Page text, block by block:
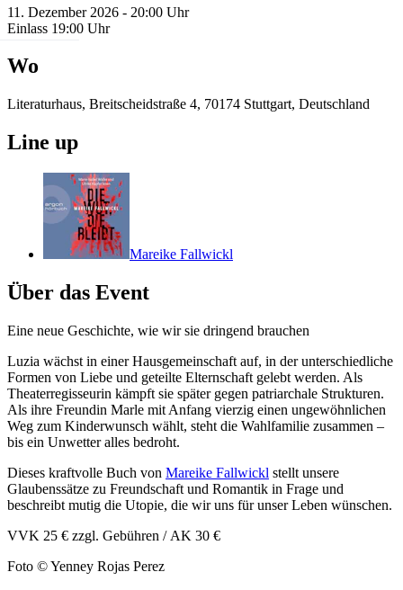
11. Dezember 2026 - 20:00 Uhr
Einlass 19:00 Uhr
Wo
Literaturhaus, Breitscheidstraße 4, 70174 Stuttgart, Deutschland
Line up
Mareike Fallwickl
Über das Event
Eine neue Geschichte, wie wir sie dringend brauchen
Luzia wächst in einer Hausgemeinschaft auf, in der unterschiedliche
Formen von Liebe und geteilte Elternschaft gelebt werden. Als
Theaterregisseurin kämpft sie später gegen patriarchale Strukturen.
Als ihre Freundin Marle mit Anfang vierzig einen ungewöhnlichen
Weg zum Kinderwunsch wählt, steht die Wahlfamilie zusammen –
bis ein Unwetter alles bedroht.
Dieses kraftvolle Buch von Mareike Fallwickl stellt unsere
Glaubenssätze zu Freundschaft und Romantik in Frage und
beschreibt mutig die Utopie, die wir uns für unser Leben wünschen.
VVK 25 € zzgl. Gebühren / AK 30 €
Foto © Yenney Rojas Perez